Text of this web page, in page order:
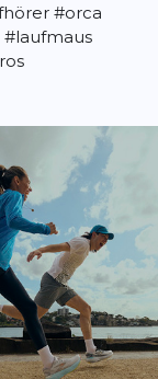
#orca
#laufmaus